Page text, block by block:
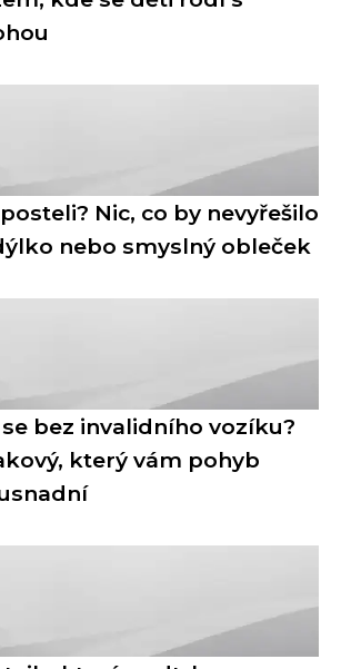
Nic, co by nevyřešilo
nebo smyslný obleček
bez invalidního vozíku?
který vám pohyb